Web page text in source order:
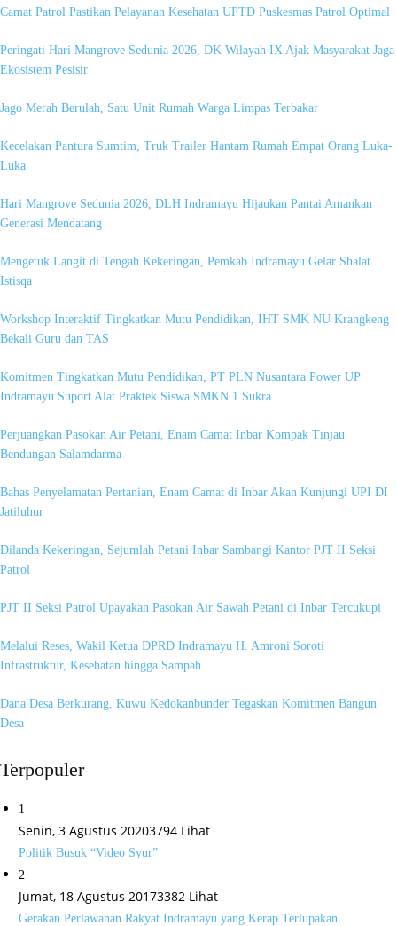
Camat Patrol Pastikan Pelayanan Kesehatan UPTD Puskesmas Patrol Optimal
Peringati Hari Mangrove Sedunia 2026, DK Wilayah IX Ajak Masyarakat Jaga
Ekosistem Pesisir
Jago Merah Berulah, Satu Unit Rumah Warga Limpas Terbakar
Kecelakan Pantura Sumtim, Truk Trailer Hantam Rumah Empat Orang Luka-
Luka
Hari Mangrove Sedunia 2026, DLH Indramayu Hijaukan Pantai Amankan
Generasi Mendatang
Mengetuk Langit di Tengah Kekeringan, Pemkab Indramayu Gelar Shalat
Istisqa
Workshop Interaktif Tingkatkan Mutu Pendidikan, IHT SMK NU Krangkeng
Bekali Guru dan TAS
Komitmen Tingkatkan Mutu Pendidikan, PT PLN Nusantara Power UP
Indramayu Suport Alat Praktek Siswa SMKN 1 Sukra
Perjuangkan Pasokan Air Petani, Enam Camat Inbar Kompak Tinjau
Bendungan Salamdarma
Bahas Penyelamatan Pertanian, Enam Camat di Inbar Akan Kunjungi UPI DI
Jatiluhur
Dilanda Kekeringan, Sejumlah Petani Inbar Sambangi Kantor PJT II Seksi
Patrol
PJT II Seksi Patrol Upayakan Pasokan Air Sawah Petani di Inbar Tercukupi
Melalui Reses, Wakil Ketua DPRD Indramayu H. Amroni Soroti
Infrastruktur, Kesehatan hingga Sampah
Dana Desa Berkurang, Kuwu Kedokanbunder Tegaskan Komitmen Bangun
Desa
Terpopuler
1
Senin, 3 Agustus 20203794 Lihat
Politik Busuk “Video Syur”
2
Jumat, 18 Agustus 20173382 Lihat
Gerakan Perlawanan Rakyat Indramayu yang Kerap Terlupakan